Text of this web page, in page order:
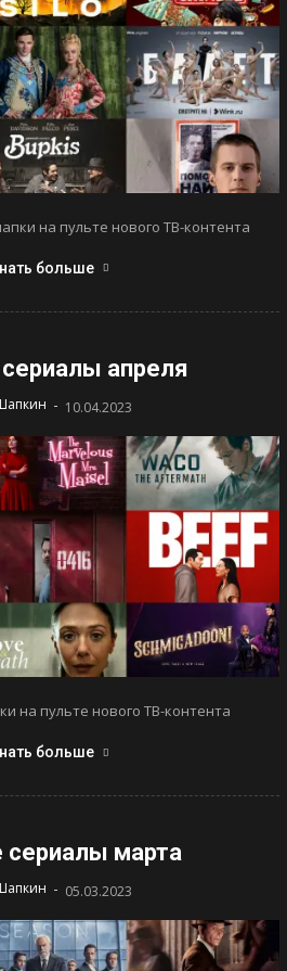
на пульте нового ТВ-контента
больше
апреля
- 10.04.2023
на пульте нового ТВ-контента
больше
сериалы марта
- 05.03.2023